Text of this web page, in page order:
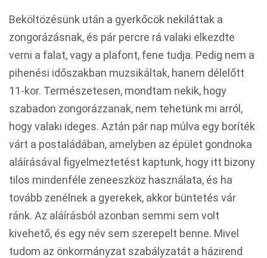
Beköltözésünk után a gyerkőcök nekiláttak a
zongorázásnak, és pár percre rá valaki elkezdte
verni a falat, vagy a plafont, fene tudja. Pedig nem a
pihenési időszakban muzsikáltak, hanem délelőtt
11-kor. Természetesen, mondtam nekik, hogy
szabadon zongorázzanak, nem tehetünk mi arról,
hogy valaki ideges. Aztán pár nap múlva egy boríték
várt a postaládában, amelyben az épület gondnoka
aláírásával figyelmeztetést kaptunk, hogy itt bizony
tilos mindenféle zeneeszköz használata, és ha
tovább zenélnek a gyerekek, akkor büntetés vár
ránk. Az aláírásból azonban semmi sem volt
kivehető, és egy név sem szerepelt benne. Mivel
tudom az önkormányzat szabályzatát a házirend